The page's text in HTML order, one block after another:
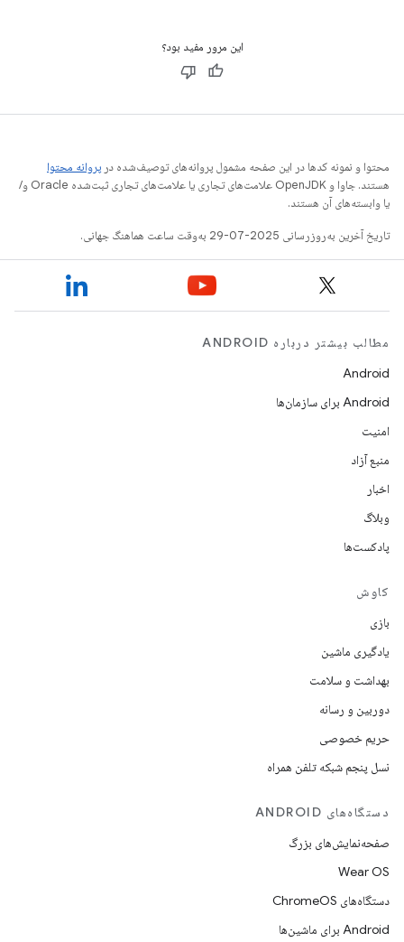
این مرور مفید بود؟
محتوا و نمونه کدها در این صفحه مشمول پروانه‌های توصیف‌شده در پروانه محتوا
هستند. جاوا و OpenJDK علامت‌های تجاری یا علامت‌های تجاری ثبت‌شده Oracle و/
یا وابسته‌های آن هستند.
تاریخ آخرین به‌روزرسانی 2025-07-29 به‌وقت ساعت هماهنگ جهانی.
مطالب بیشتر درباره ANDROID
Android
Android برای سازمان‌ها
امنیت
منبع آزاد
اخبار
وبلاگ
پادکست‌ها
کاوش
بازی
یادگیری ماشین
بهداشت و سلامت
دوربین و رسانه
حریم خصوصی
نسل پنجم شبکه تلفن همراه
دستگاه‌های ANDROID
صفحه‌نمایش‌های بزرگ
Wear OS
دستگاه‌های ChromeOS
Android برای ماشین‌ها